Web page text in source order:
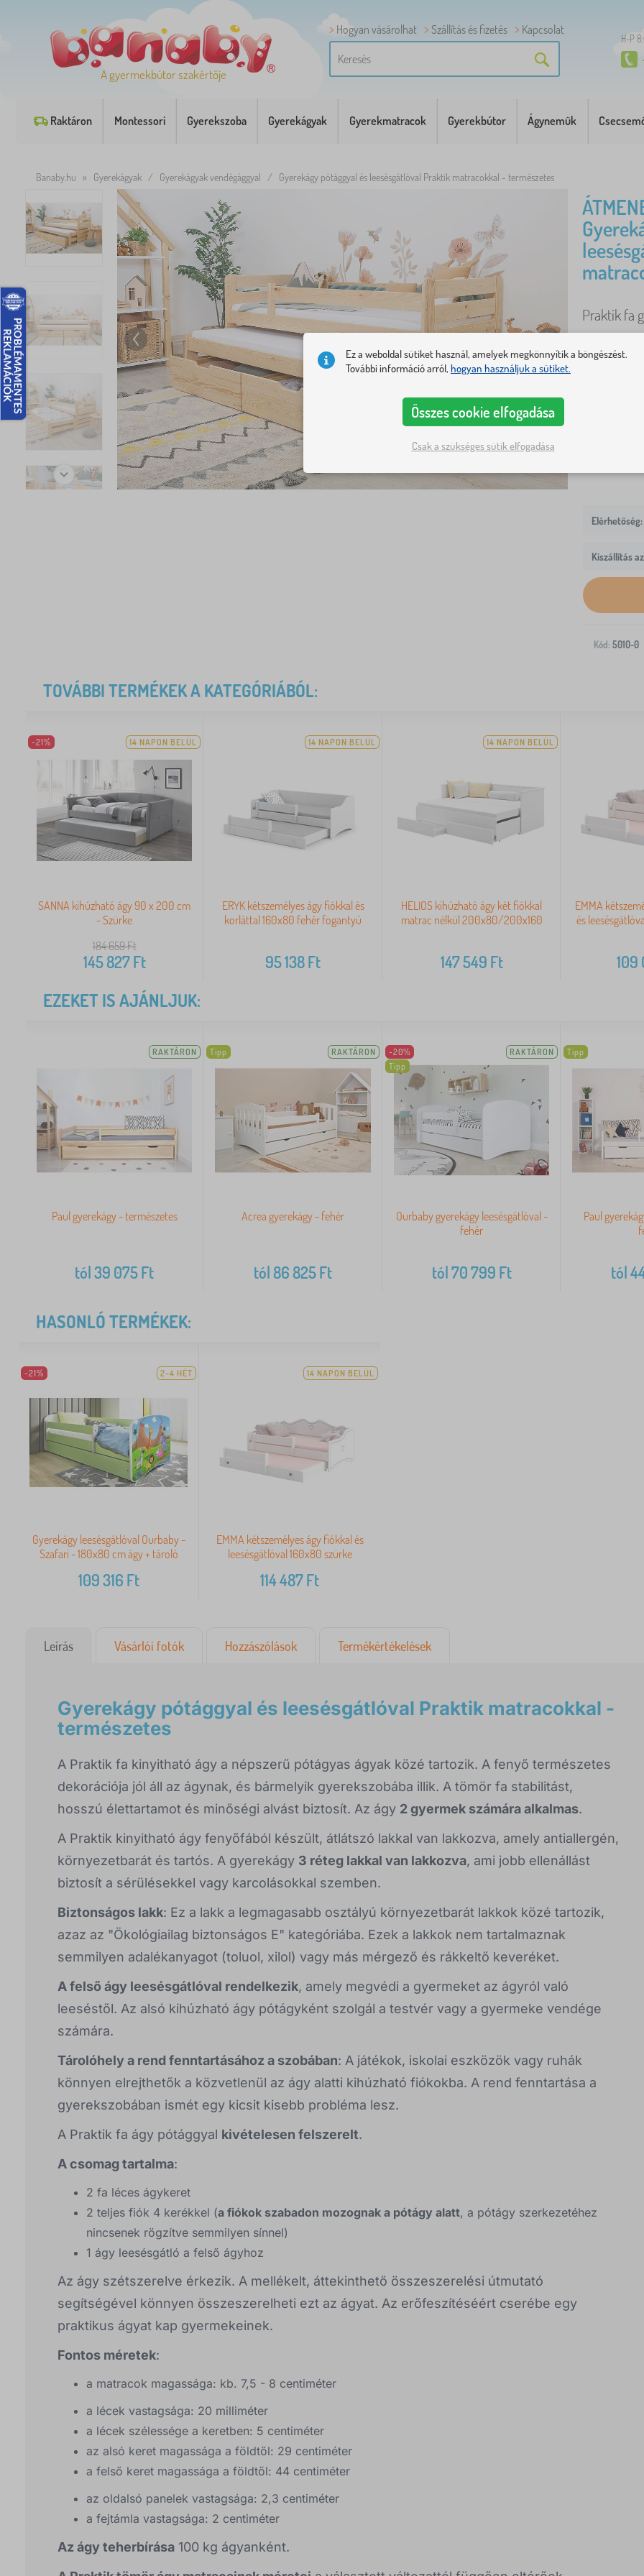
A gyermekbútor szakértője
Hogyan vásárolhat Szállítás és fizetés Kapcsolat
H-P
Raktáron Montessori Gyerekszoba Gyerekágyak Gyerekmatracok Gyerekbútor Ágyneműk
Banaby.hu » Gyerekágyak / Gyerekágyak vendégággyal / Gyerekágy pótággyal és leesésgátlóval Praktik matracokkal - természetes
Praktik fa
Ágy méretek
Kiszállítás
Kód: 5010-0
TOVÁBBI TERMÉKEK A KATEGÓRIÁBÓL:
-21% 14 NAPON BELÜL
SANNA kihúzható ágy 90 x 200 cm
- Szürke
184 659Ft
145 827Ft
14 NAPON BELÜL
ERYK kétszemélyes ágy fiókkal és
korláttal 160x80 fehér fogantyú
95 138Ft
14 NAPON BELÜL
HELIOS kihúzható ágy két fiókkal
matrac nélkül 200x80/200x160
147 549 Ft
EMMA
és
109
EZEKET IS AJÁNLJUK:
RAKTÁRON
Paul gyerekágy - természetes
tól39 075Ft
Tipp RAKTÁRON
Acrea gyerekágy - fehér
tól 86 825Ft
-20%
Tipp
RAKTÁRON
Ourbaby gyerekágy leesésgátlóval -
fehér
tól70 799 Ft
Tipp
Paul
tól
HASONLÓ TERMÉKEK:
-21% 2-4 HÉT
Gyerekágy leesésgátlóval Ourbaby -
Szafari - 180x80 cm ágy + tároló
109 316 Ft
14 NAPON BELÜL
EMMA kétszemélyes ágy fiókkal és
leesésgátlóval 160x80 szürke
114 487Ft
Leírás Vásárlói fotók Hozzászólások Termékértékelések
Gyerekágy pótággyal és leesésgátlóval Praktik matracokkal -
természetes
A Praktik fa kinyitható ágy a népszerű pótágyas ágyak közé tartozik. A fenyő természetes
dekorációja jól áll az ágynak, és bármelyik gyerekszobába illik. A tömör fa stabilitást,
hosszú élettartamot és minőségi alvást biztosít. Az ágy 2 gyermek számára alkalmas.
A Praktik kinyitható ágy fenyőfából készült, átlátszó lakkal van lakkozva, amely antiallergén,
környezetbarát és tartós. A gyerekágy 3 réteg lakkal van lakkozva, ami jobb ellenállást
biztosít a sérülésekkel vagy karcolásokkal szemben.
Biztonságos lakk: Ez a lakk a legmagasabb osztályú környezetbarát lakkok közé tartozik,
azaz az "Ökológiailag biztonságos E" kategóriába. Ezek a lakkok nem tartalmaznak
semmilyen adalékanyagot (toluol, xilol) vagy más mérgező és rákkeltő keveréket.
A felső ágy leesésgátlóval rendelkezik, amely megvédi a gyermeket az ágyról való
leeséstől. Az alsó kihúzható ágy pótágyként szolgál a testvér vagy a gyermeke vendége
számára.
Tárolóhely a rend fenntartásához a szobában: A játékok, iskolai eszközök vagy ruhák
könnyen elrejthetők a közvetlenül az ágy alatti kihúzható fiókokba. A rend fenntartása a
gyerekszobában ismét egy kicsit kisebb probléma lesz.
A Praktik fa ágy pótággyal kivételesen felszerelt.
A csomag tartalma:
2 fa léces ágykeret
2 teljes fiók 4 kerékkel (a fiókok szabadon mozognak a pótágy alatt, a pótágy szerkezetéhez
nincsenek rögzítve semmilyen sínnel)
1 ágy leesésgátló a felső ágyhoz
Az ágy szétszerelve érkezik. A mellékelt, áttekinthető összeszerelési útmutató
segítségével könnyen összeszerelheti ezt az ágyat. Az erőfeszítéséért cserébe egy
praktikus ágyat kap gyermekeinek.
Fontos méretek:
a matracok magassága: kb. 7,5 - 8 centiméter
a lécek vastagsága: 20 milliméter
a lécek szélessége a keretben: 5 centiméter
az alsó keret magassága a földtől: 29 centiméter
a felső keret magassága a földtől: 44 centiméter
az oldalsó panelek vastagsága: 2,3 centiméter
a fejtámla vastagsága: 2 centiméter
Az ágy teherbírása 100 kg ágyanként.
Ez a weboldal sütiket használ, amelyek megkönnyítik a böngészést.
További információ arról, hogyan használjuk a sütiket.
Összes cookie elfogadása
Csak a szükséges sütik elfogadása